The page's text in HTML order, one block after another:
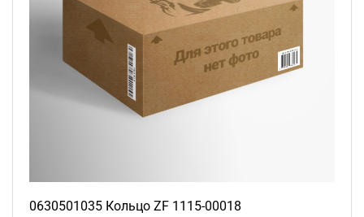
0630501035 Кольцо ZF 1115-00018